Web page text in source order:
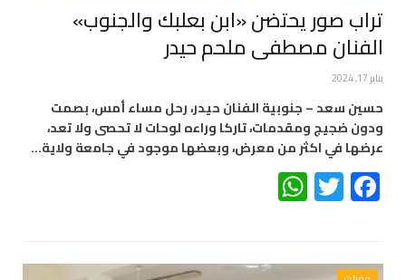
تراب صور يحتضن «ابن بعلبك والجنوب»
الفنان مصطفى ملحم حيدر
يناير 17, 2024
حسين سعد – جنوبية الفنان حيدر، رحل مساء أمس، بصمت
ودون ضجيج ومقدمات، تاركا وراءه لوحات لا تحصى ولا تعد،
عرضها في اكثر من معرض، وبعضها موجود في جامعة ولاية…
Facebook
Twitter